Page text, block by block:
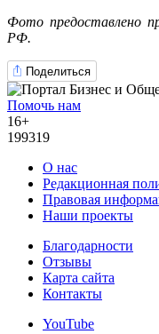
Фото предоставлено
РФ.
Поделиться
Помочь нам
16+
199319
О нас
Редакционная
Правовая
Наши проекты
Благодарности
Отзывы
Карта сайта
Контакты
YouTube